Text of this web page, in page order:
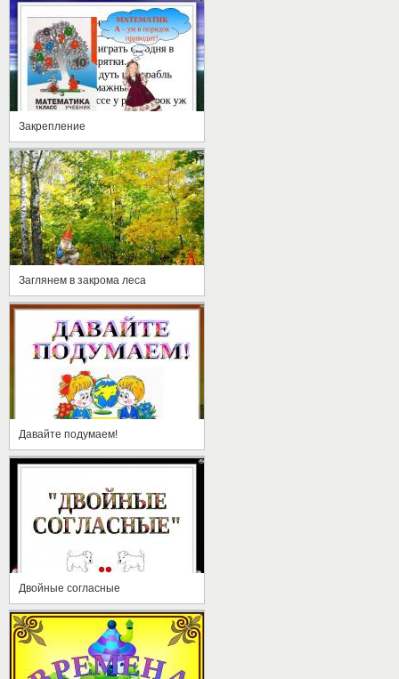
Закрепление
Заглянем в закрома леса
Давайте подумаем!
Двойные согласные